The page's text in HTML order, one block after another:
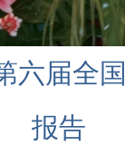
六届全
报告